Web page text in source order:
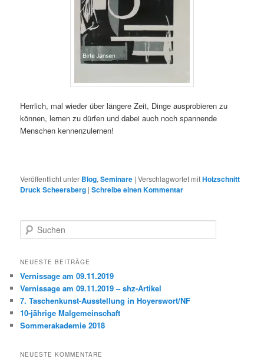
Herrlich, mal wieder über längere Zeit, Dinge ausprobieren zu
können, lernen zu dürfen und dabei auch noch spannende
Menschen kennenzulernen!
Veröffentlicht unter Blog,Seminare |Verschlagwortet mitHolzschnitt
Druck Scheersberg |Schreibe einen Kommentar
u
h
n
NEUESTE BEITRÄGE
Vernissage am 09.11.2019
Vernissage am 09.11.2019 – shz-Artikel
7. Taschenkunst-Ausstellung in Hoyerswort/NF
10-jährige Malgemeinschaft
Sommerakademie 2018
NEUESTE KOMMENTARE